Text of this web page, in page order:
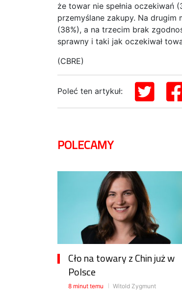
że towar nie spełnia oczekiwań
przemyślane zakupy. Na
(38%), a na trzecim brak
sprawny i taki jak oczekiwał
(CBRE)
Poleć ten artykuł:
POLECAMY
Cło na towary z Chin już w
Polsce
8 minut temu Witold Zygmunt